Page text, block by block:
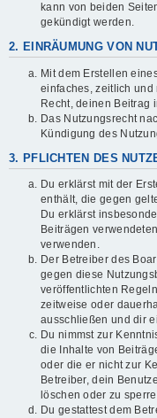
kann von beiden
gekündigt werden.
2. EINRÄUMUNG VON
Mit dem Erstellen
einfaches, zeitlich
Recht, deinen Beitrag
Das Nutzungsrecht
Kündigung des
3. PFLICHTEN DES
Du erklärst mit der
enthält, die gegen
Du erklärst
Beiträgen
verwenden.
Der Betreiber des
gegen diese
veröffentlichten
zeitweise oder
ausschließen und dir
Du nimmst zur
die Inhalte von
oder die er nicht zur
Betreiber, dein
löschen oder zu
Du gestattest dem